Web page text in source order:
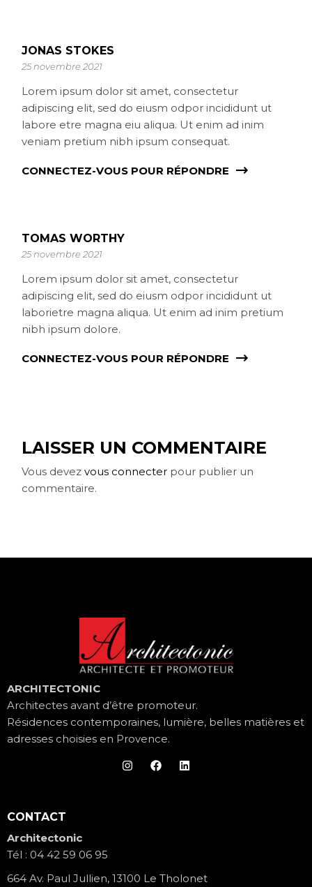
JONAS STOKES
25 novembre 2021
Lorem ipsum dolor sit amet, consectetur
adipiscing elit, sed do eiusm odpor incididunt ut
labore etre magna eiu aliqua. Ut enim ad inim
veniam pretium nibh ipsum consequat.
CONNECTEZ-VOUS POUR RÉPONDRE
TOMAS WORTHY
25 novembre 2021
Lorem ipsum dolor sit amet, consectetur
adipiscing elit, sed do eiusm odpor incididunt ut
laborietre magna aliqua. Ut enim ad inim pretium
nibh ipsum dolore.
CONNECTEZ-VOUS POUR RÉPONDRE
LAISSER UN COMMENTAIRE
Vous devezvous connecter pour publier un
commentaire.
ARCHITECTONIC
Architectes avant d’être promoteur.
Résidences contemporaines, lumière, belles matières et
adresses choisies en Provence.
CONTACT
Architectonic
Tél : 04 42 59 06 95
664 Av. Paul Jullien, 13100 Le Tholonet